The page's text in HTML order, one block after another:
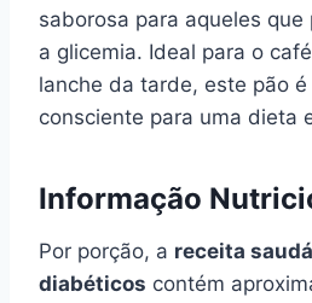
saborosa para aqueles
a glicemia. Ideal para o
lanche da tarde, este pão
consciente para uma dieta
Informação
Por porção, a receita
diabéticos contém